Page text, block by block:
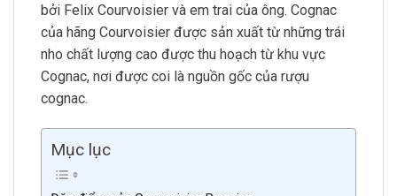
bởi Felix Courvoisier và em trai của ông. Cognac
của hãng Courvoisier được sản xuất từ những trái
nho chất lượng cao được thu hoạch từ khu vực
Cognac, nơi được coi là nguồn gốc của rượu
cognac.
Mục lục